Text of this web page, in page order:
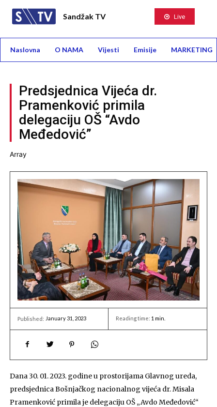
Sandžak TV Live
Naslovna O NAMA Vijesti Emisije MARKETING
Predsjednica Vijeća dr.
Pramenković primila
delegaciju OŠ “Avdo
Međedović”
Array
Published: January 31, 2023 Reading time: 1 min.
Dana 30. 01. 2023. godine u prostorijama Glavnog ureda,
predsjednica Bošnjačkog nacionalnog vijeća dr. Misala
Pramenković primila je delegaciju OŠ „Avdo Međedović“